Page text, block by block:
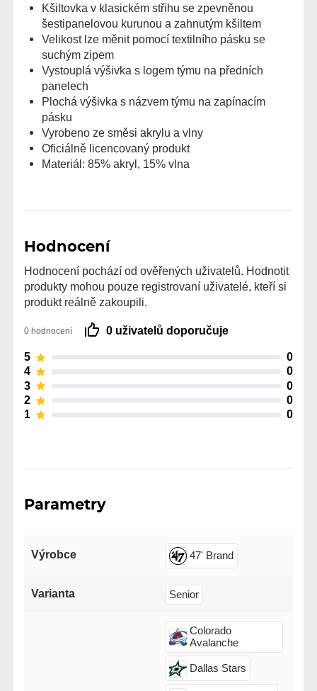
Kšiltovka v klasickém střihu se zpevněnou
šestipanelovou kurunou a zahnutým kšiltem
Velikost lze měnit pomocí textilního pásku se
suchým zipem
Vystouplá výšivka s logem týmu na předních
panelech
Plochá výšivka s názvem týmu na zapínacím
pásku
Vyrobeno ze směsi akrylu a vlny
Oficiálně licencovaný produkt
Materiál: 85% akryl, 15% vlna
Hodnocení
Hodnocení pochází od ověřených uživatelů. Hodnotit
produkty mohou pouze registrovaní uživatelé, kteří si
produkt reálně zakoupili.
0 hodnocení 0 uživatelů doporučuje
5
0
4
0
3
0
2
0
1
0
Parametry
Výrobce 47' Brand
Varianta Senior
Colorado
Avalanche
Dallas Stars